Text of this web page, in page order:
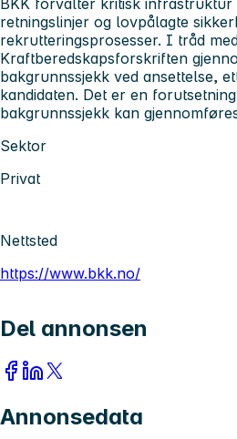
BKK forvalter kritisk infrastruktur
retningslinjer og lovpålagte
rekrutteringsprosesser. I tråd
Kraftberedskapsforskriften
bakgrunnssjekk ved ansettelse,
kandidaten. Det er en
bakgrunnssjekk kan
Sektor
Privat
Nettsted
https://www.bkk.no/
Del annonsen
Annonsedata